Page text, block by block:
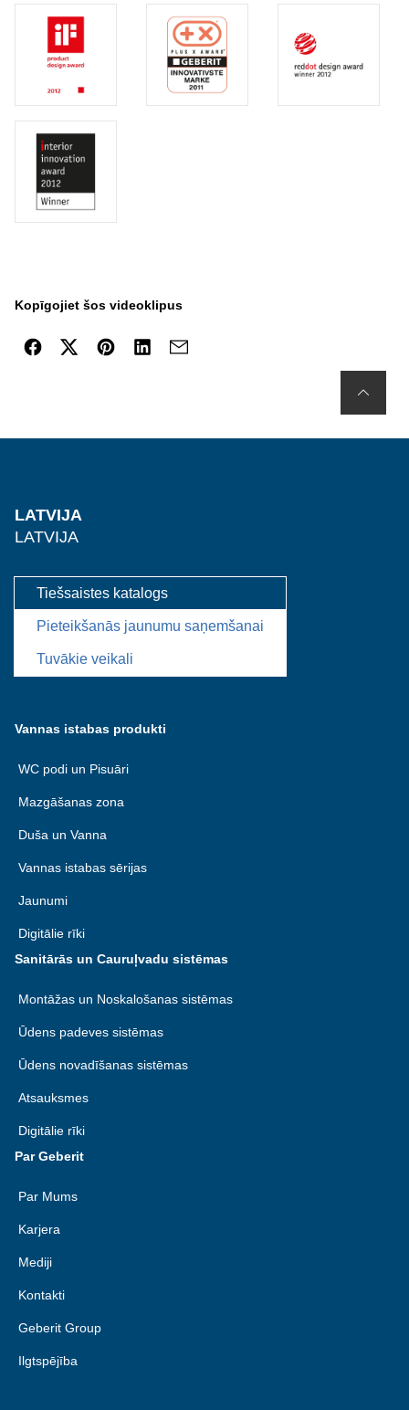
Kopīgojiet šos videoklipus
LATVIJA
LATVIJA
Tiešsaistes katalogs
Pieteikšanās jaunumu saņemšanai
Tuvākie veikali
Vannas istabas produkti
WC podi un Pisuāri
Mazgāšanas zona
Duša un Vanna
Vannas istabas sērijas
Jaunumi
Digitālie rīki
Sanitārās un Cauruļvadu sistēmas
Montāžas un Noskalošanas sistēmas
Ūdens padeves sistēmas
Ūdens novadīšanas sistēmas
Atsauksmes
Digitālie rīki
Par Geberit
Par Mums
Karjera
Mediji
Kontakti
Geberit Group
Ilgtspējība